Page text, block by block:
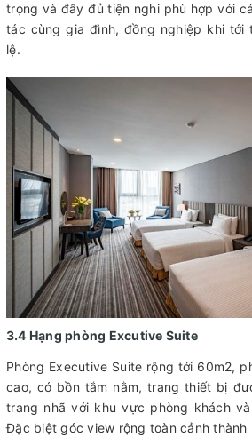
trọng và đây đủ tiện nghi phù hợp với
tác cùng gia đình, đồng nghiệp khi tới
lệ.
3.4 Hạng phòng Excutive Suite
Phòng Executive Suite rộng tới 60m2,
cao, có bồn tắm nằm, trang thiết bị
trang nhã với khu vực phòng khách
Đặc biệt góc view rộng toàn cảnh